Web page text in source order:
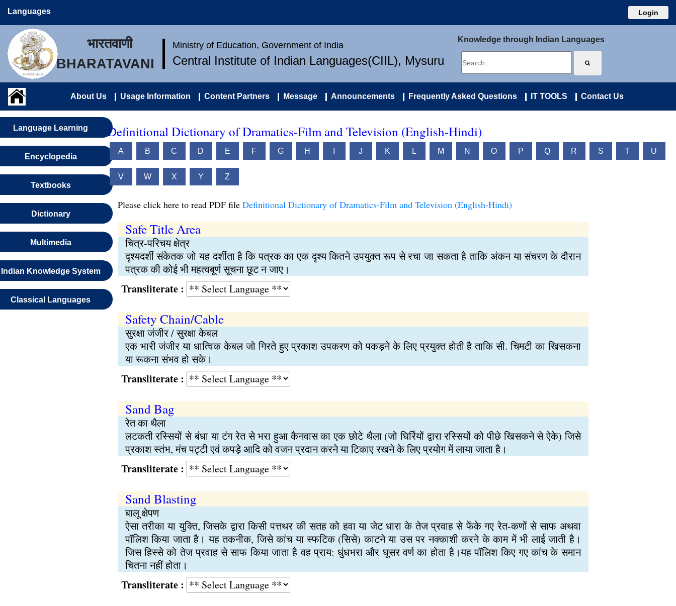
Languages Login
भारतवाणी
BHARATAVANI
Ministry of Education, Government of India
Central Institute of Indian Languages(CIIL), Mysuru
Knowledge through Indian Languages
About Us Usage Information Content Partners Message Announcements Frequently Asked Questions IT TOOLS Contact Us
Language Learning
Encyclopedia
Textbooks
Dictionary
Multimedia
Indian Knowledge System
Classical Languages
Definitional Dictionary of Dramatics-Film and Television (English-Hindi)
A B C D E F G H J K L M N O P Q R S T U
V W X Y Z
Please click here to read PDF file Definitional Dictionary of Dramatics-Film and Television (English-Hindi)
Safe Title Area
चित्र-परिचय क्षेत्र
दृश्यदर्शी संकेतक जो यह दर्शीता है कि पत्रक का एक दृश्य कितने उपयुक्त रूप से रचा जा सकता है ताकि अंकन या संचरण के दौरान
पत्रक की कोई भी महत्वबूर्ण सूचना छूट न जाए।
Transliterate :
Safety Chain/Cable
सुरक्षा जंजीर / सुरक्षा केबल
एक भारी जंजीर या धात्विक केबल जो गिरते हुए प्रकाश उपकरण को पकड़ने के लिए प्रयुक्त होती है ताकि सी. चिमटी का खिसकना
या रूकना संभव हो सके।
Transliterate :
Sand Bag
रेत का थैला
लटकती रस्सियों से बंधा या टंग रेत से भरा हुआ कैनवास का एक छोटे थैला (जो घिर्रियों द्वारा रस्सियों को पीछे खिसकने से ऐके) जिसे
प्रकाश स्तंभ, मंच पट्टी एवं कपड़े आदि को वजन प्रदान करने या टिकाए रखने के लिए प्रयोग में लाया जाता है।
Transliterate :
Sand Blasting
बालू क्षेपण
ऐसा तरीका या युक्ति, जिसके द्वारा किसी पत्तथर की सतह को हवा या जेट धारा के तेज प्रवाह से फेंके गए रेत-कणों से साफ अथवा
पॉलिश किया जाता है। यह तकनीक, जिसे कांच या स्फटिक (सिसे) काटने या उस पर नक्काशी करने के काम में भी लाई जाती है।
जिस हिस्से को तेज प्रवाह से साफ किया जाता है वह प्राय: धुंधभरा और घूसर वर्ण का होता है।यह पॉलिश किए गए कांच के समान
चितना नहीं होता।
Transliterate :